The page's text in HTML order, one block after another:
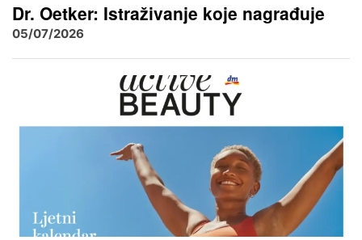
Dr. Oetker: Istraživanje koje nagrađuje
05/07/2026